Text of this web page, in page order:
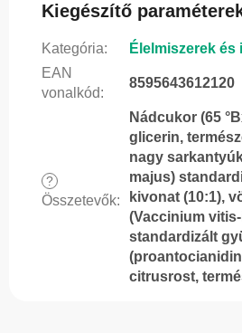
Kiegészítő
Kategória:
Élelmiszerek és
EAN
vonalkód:
8595643612120
?
Összetevők:
Nádcukor (65
glicerin,
nagy
majus)
kivonat (10:1),
(Vaccinium
standardizált
citrusrost,